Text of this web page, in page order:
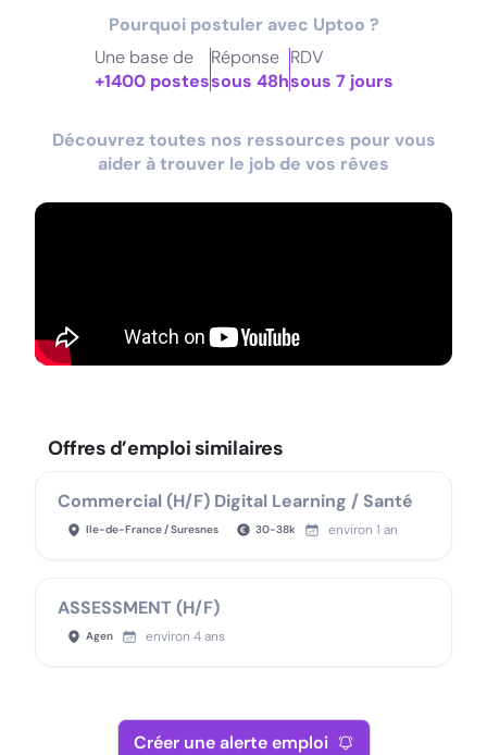
Pourquoi postuler avec Uptoo ?
Une base de
+1400 postes
Réponse
sous 48h
RDV
sous 7 jours
Découvrez toutes nos ressources pour vous
aider à trouver le job de vos rêves
Offres d’emploi similaires
Commercial (H/F) Digital Learning / Santé
Ile-de-France / Suresnes 30-38k environ 1 an
ASSESSMENT (H/F)
Agen environ 4 ans
Créer une alerte emploi